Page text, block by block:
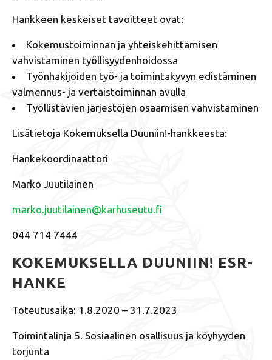
Hankkeen keskeiset tavoitteet ovat:
Kokemustoiminnan ja yhteiskehittämisen
vahvistaminen työllisyydenhoidossa
Työnhakijoiden työ- ja toimintakyvyn edistäminen
valmennus- ja vertaistoiminnan avulla
Työllistävien järjestöjen osaamisen vahvistaminen
Lisätietoja Kokemuksella Duuniin!-hankkeesta:
Hankekoordinaattori
Marko Juutilainen
marko.juutilainen@karhuseutu.fi
044 714 7444
KOKEMUKSELLA DUUNIIN! ESR-
HANKE
Toteutusaika: 1.8.2020 – 31.7.2023
Toimintalinja 5. Sosiaalinen osallisuus ja köyhyyden
torjunta